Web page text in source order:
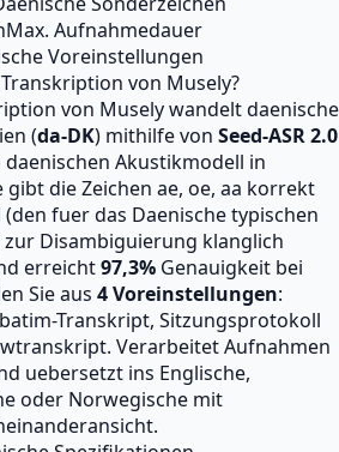
Max. Aufnahmedauer
Voreinstellungen
von Musely?
von Musely wandelt daenische
(da-DK) mithilfe von Seed-ASR 2.0
Akustikmodell in
gibt die Zeichen ae, oe, aa korrekt
(den fuer das Daenische typischen
Disambiguierung klanglich
erreicht97,3% Genauigkeit bei
Sie aus 4 Voreinstellungen:
Transkript, Sitzungsprotokoll
Verarbeitet Aufnahmen
uebersetzt ins Englische,
oder Norwegische mit